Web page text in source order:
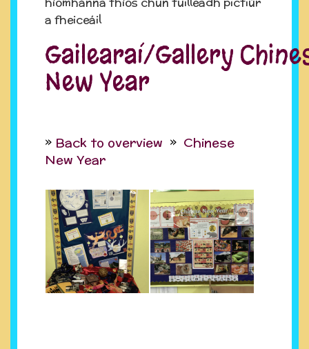
a fheiceáil
Gailearaí/Gallery
New Year
Back to overview
Chinese
New Year